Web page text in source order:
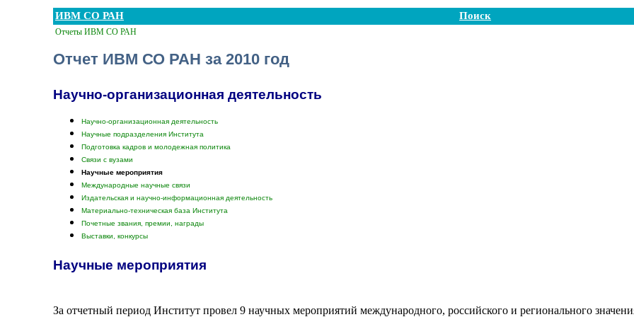
ИВМ СО РАН Поиск
Отчеты ИВМ СО РАН
Отчет ИВМ СО РАН за 2010 год
Научно-организационная деятельность
Научно-организационная деятельность
Научные подразделения Института
Подготовка кадров и молодежная политика
Связи с вузами
Научные мероприятия
Международные научные связи
Издательская и научно-информационная деятельность
Материально-техническая база Института
Почетные звания, премии, награды
Выставки, конкурсы
Научные мероприятия
За отчетный период Институт провел 9 научных мероприятий международного, российского и регионального